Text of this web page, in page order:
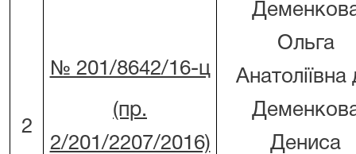
2
№ 201/8642/16-ц
(пр.
2/201/2207/2016)
Ольга
Анатоліївна
Дениса